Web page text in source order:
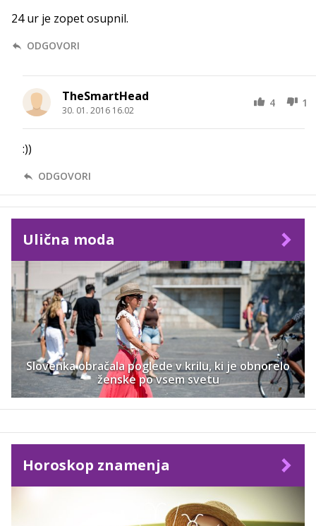
24 ur je zopet osupnil.
ODGOVORI
TheSmartHead
30. 01. 2016 16.02
4 1
:))
ODGOVORI
Ulična moda
Slovenka obračala poglede v krilu, ki je obnorelo
ženske po vsem svetu
Horoskop znamenja